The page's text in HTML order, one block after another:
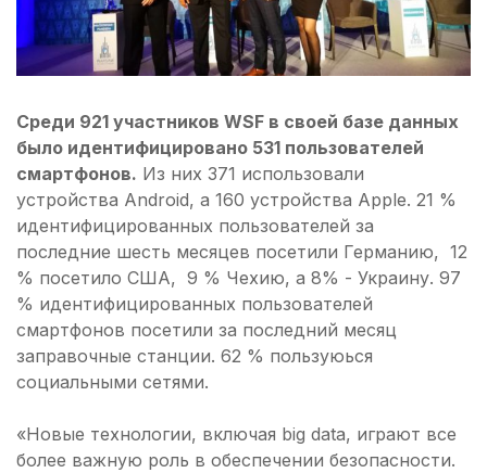
Среди 921 участников WSF в своей базе данных
было идентифицировано 531 пользователей
смартфонов. Из них 371 использовали
устройства Android, а 160 устройства Apple. 21 %
идентифицированных пользователей за
последние шесть месяцев посетили Германию, 12
% посетило США, 9 % Чехию, а 8% - Украину. 97
% идентифицированных пользователей
смартфонов посетили за последний месяц
заправочные станции. 62 % пользуюься
социальными сетями.
«Новые технологии, включая big data, играют все
более важную роль в обеспечении безопасности.